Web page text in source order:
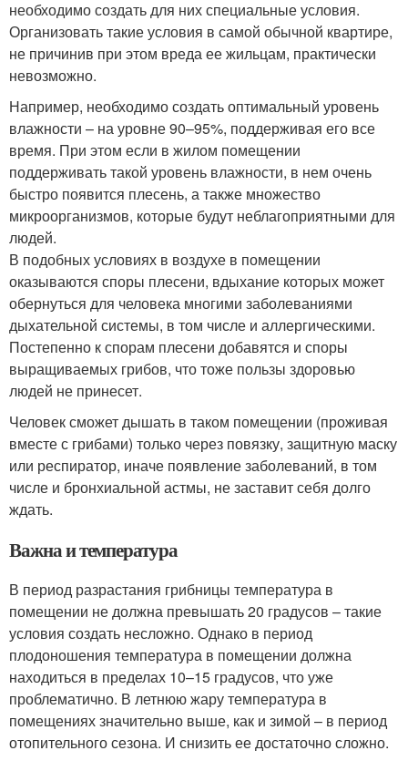
необходимо создать для них специальные условия.
Организовать такие условия в самой обычной квартире,
не причинив при этом вреда ее жильцам, практически
невозможно.
Например, необходимо создать оптимальный уровень
влажности – на уровне 90–95%, поддерживая его все
время. При этом если в жилом помещении
поддерживать такой уровень влажности, в нем очень
быстро появится плесень, а также множество
микроорганизмов, которые будут неблагоприятными для
людей.
В подобных условиях в воздухе в помещении
оказываются споры плесени, вдыхание которых может
обернуться для человека многими заболеваниями
дыхательной системы, в том числе и аллергическими.
Постепенно к спорам плесени добавятся и споры
выращиваемых грибов, что тоже пользы здоровью
людей не принесет.
Человек сможет дышать в таком помещении (проживая
вместе с грибами) только через повязку, защитную маску
или респиратор, иначе появление заболеваний, в том
числе и бронхиальной астмы, не заставит себя долго
ждать.
Важна и температура
В период разрастания грибницы температура в
помещении не должна превышать 20 градусов – такие
условия создать несложно. Однако в период
плодоношения температура в помещении должна
находиться в пределах 10–15 градусов, что уже
проблематично. В летнюю жару температура в
помещениях значительно выше, как и зимой – в период
отопительного сезона. И снизить ее достаточно сложно.